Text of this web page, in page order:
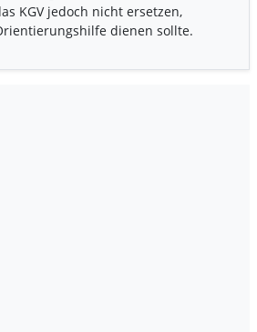
KGV jedoch nicht ersetzen,
dienen sollte.